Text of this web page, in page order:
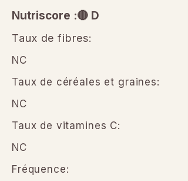
Nutriscore :🔴 D
Taux de fibres:
NC
Taux de céréales et graines:
NC
Taux de vitamines C:
NC
Fréquence: